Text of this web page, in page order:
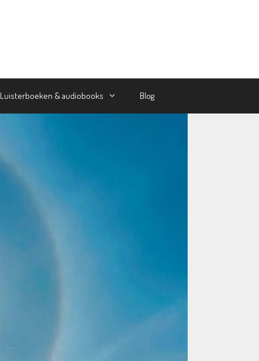
Luisterboeken & audiobooks Blog